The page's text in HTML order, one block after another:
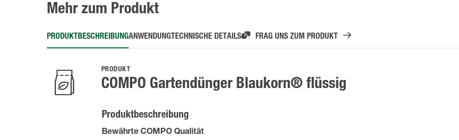
Mehr zum Produkt
PRODUKTBESCHREIBUNGANWENDUNGTECHNISCHE DETAILS FRAG UNS ZUM PRODUKT
PRODUKT
COMPO Gartendünger Blaukorn® flüssig
Produktbeschreibung
Bewährte COMPO Qualität